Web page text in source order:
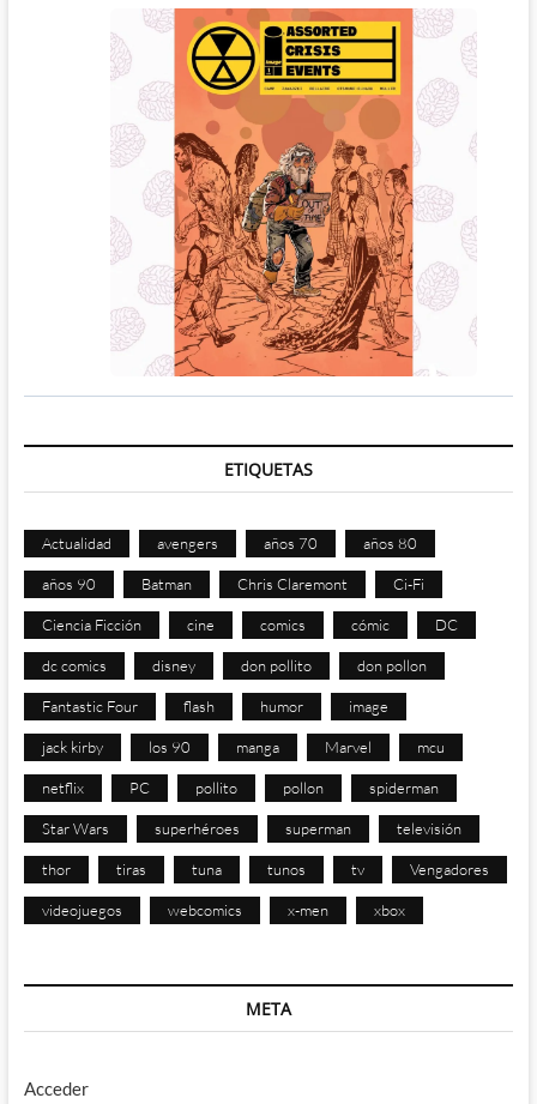
ETIQUETAS
Actualidad avengers años 70 años 80
años 90 Batman Chris Claremont Ci-Fi
Ciencia Ficción cine comics cómic DC
dc comics disney don pollito don pollon
Fantastic Four flash humor image
jack kirby los 90 manga Marvel mcu
netflix PC pollito pollon spiderman
Star Wars superhéroes superman televisión
thor tiras tuna tunos tv Vengadores
videojuegos webcomics x-men xbox
META
Acceder